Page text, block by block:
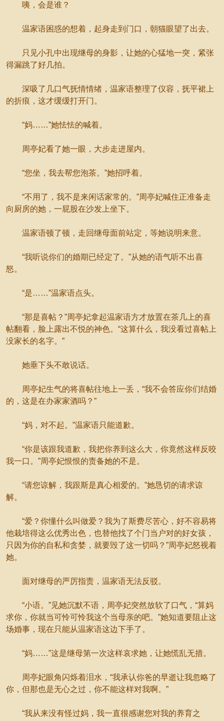
咦，会是谁？
温家语困惑的想着，起身走到门口，朝猫眼望了出去。
只见小孔中出现继母的身影，让她的心猛地一突，紧张
得漏跳了好几拍。
深吸了几口气抚情情绪，温家语整理了仪容，抚平裙上
的折痕，这才缓缓打开门。
“妈……”她怯怯的喊着。
周亭妃看了她一眼，大步走进屋内。
“您坐，我去帮您泡茶。”她招呼着。
“不用了，我不是来闲话家常的。”周亭妃喊住正准备走
向厨房的她，一屁股在沙发上坐下。
温家语顿了顿，走回继母面前站定，等她说明来意。
“我听说你们的婚期已经定了。”从她的语气听不出喜
怒。
“是……”温家语点头。
“那是喜帖？”周亭妃拿起温家语方才放置在茶几上的喜
帖翻看，脸上露出不悦的神色。“这算什么，我没看过喜帖上
没家长的名字。”
她垂下头不敢说话。
周亭妃生气的将喜帖往地上一丢，“我不会答应你们结婚
的，这是在办家家酒吗？”
“妈，对不起。”温家语只能道歉。
“你是该跟我道歉，我把你养到这么大，你竟然这样反咬
我一口。”周亭妃恨恨的责备她的不是。
“请您谅解，我跟斯是真心相爱的。”她恳切的请求谅
解。
“爱？你懂什么叫做爱？我为了斯费尽苦心，好不容易将
他栽培得这么优秀出色，也替他找了个门当户对的好女孩，
只因为你的自私和贪婪，就要毁了这一切吗？”周亭妃怒视着
她。
面对继母的严厉指责，温家语无法反驳。
“小语。”见她沉默不语，周亭妃突然放软了口气，“算妈
求你，你就当可怜可怜我这个当母亲的吧。”她知道要阻止这
场婚事，现在只能从温家语这边下手了。
“妈……”这是继母第一次这样哀求她，让她慌乱无措。
周亭妃眼角闪烁着泪水，“我承认你爸的早逝让我忽略了
你，但那也是无心之过，你不能这样对我啊。”
“我从来没有怪过妈，我一直很感谢您对我的养育之